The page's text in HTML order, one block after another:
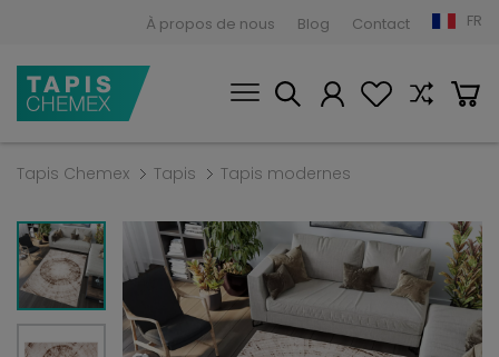
À propos de nous Blog Contact FR
Tapis Chemex Tapis Tapis modernes